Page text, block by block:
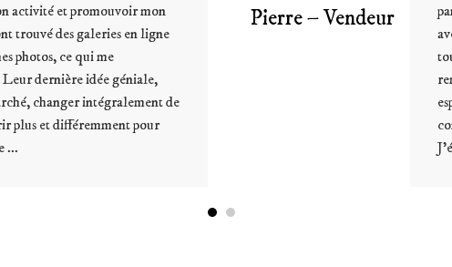
Pierre – Vendeur
panique en pensant au pertes financières
consultation, ma problématique était résolue !